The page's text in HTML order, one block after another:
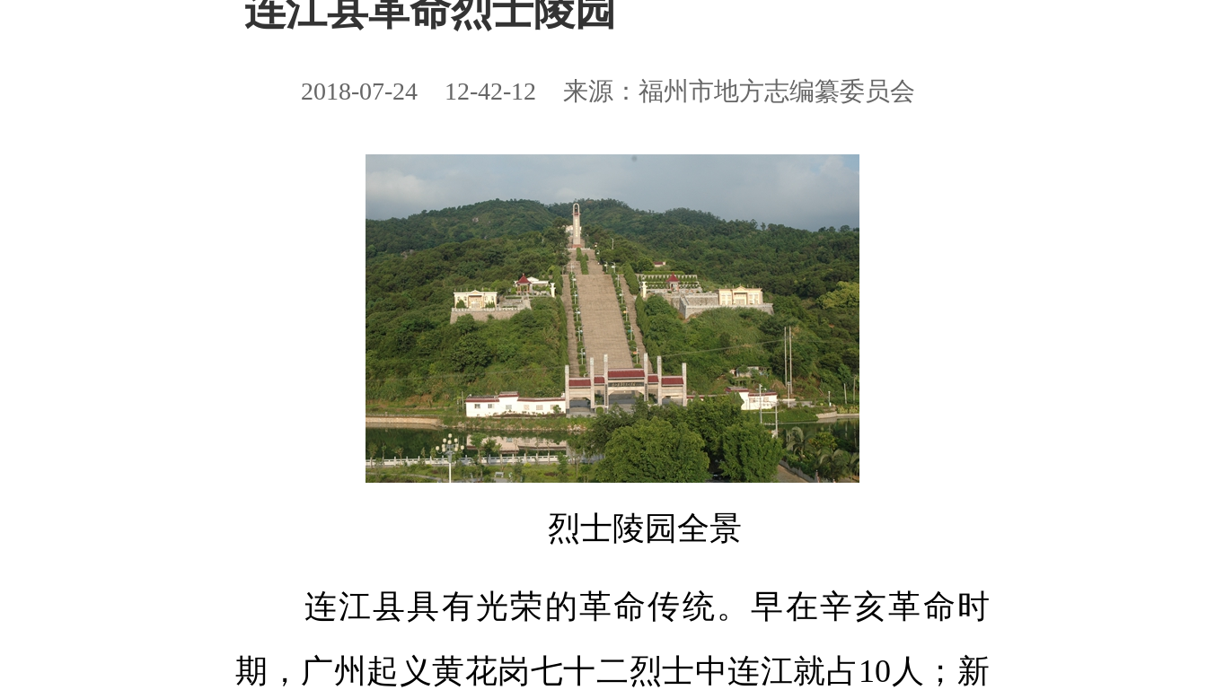
连江县革命烈士陵园
2018-07-24 12-42-12 来源：福州市地方志编纂委员会
烈士陵园全景
连江县具有光荣的革命传统。早在辛亥革命时
期，广州起义黄花岗七十二烈士中连江就占10人；新